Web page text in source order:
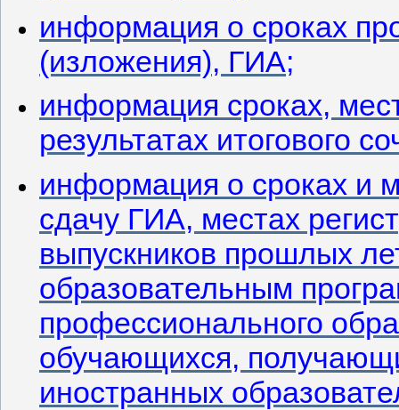
информация о сроках
(изложения), ГИА;
информация сроках,
результатах итогового
информация о сроках и
сдачу ГИА, местах
выпускников прошлых
образовательным
профессионального
обучающихся,
иностранных